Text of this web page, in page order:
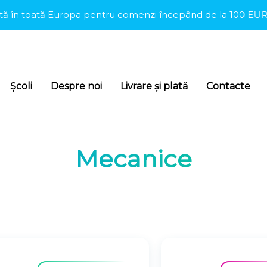
Europa pentru comenzi începând de la 100 EUR. •
Școli Despre noi Livrare și plată Contacte
Mecanice